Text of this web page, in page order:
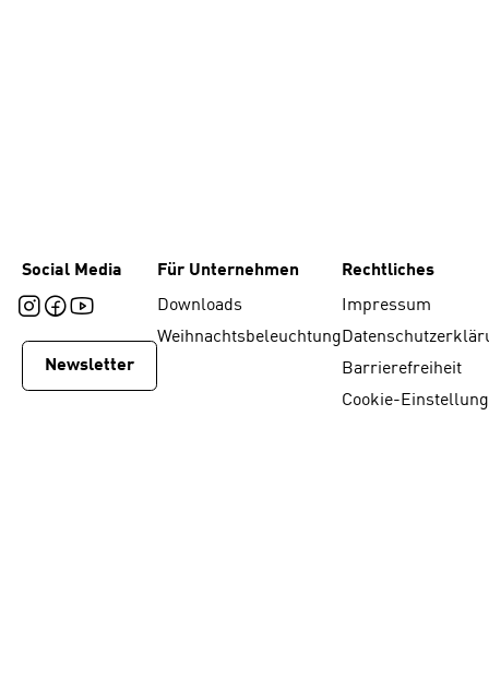
Social Media
Newsletter
Für Unternehmen
Downloads
Weihnachtsbeleuchtung
Rechtliches
Impressum
Barrierefreiheit
Cookie-